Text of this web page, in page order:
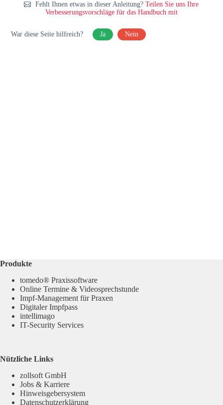
Fehlt Ihnen etwas in dieser Anleitung?Teilen Sie uns Ihre
Verbesserungsvorschläge für das Handbuch mit
War diese Seite hilfreich? Ja Nein
Produkte
tomedo® Praxissoftware
Online Termine & Videosprechstunde
Impf-Management für Praxen
Digitaler Impfpass
intellimago
IT-Security Services
Nützliche Links
zollsoft GmbH
Jobs & Karriere
Hinweisgebersystem
Datenschutzerklärung